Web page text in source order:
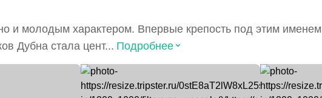
и молодым характером. Впервые крепость под этим
Дубна стала цент... Подробнее⌃